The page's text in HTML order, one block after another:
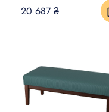
20 687 ₴